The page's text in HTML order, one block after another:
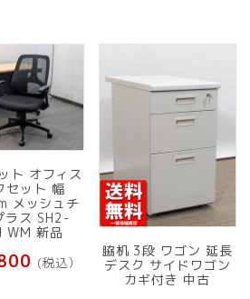
ト オフィス
セット 幅
メッシュチ
ラス SH2-
WM 新品
(税込）
脇机 3段 ワゴン 延長
デスク サイドワゴン
カギ付き 中古